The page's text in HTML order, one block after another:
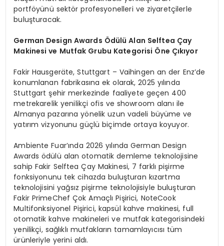
portföyünü sektör profesyonelleri ve ziyaretçilerle
buluşturacak.
German Design Awards ÖdülüAlan Selftea Çay
Makinesi ve Mutfak Grubu Kategorisi Öne Çıkıyor
Fakir Hausgeräte, Stuttgart – Vaihingen an der Enz’de
konumlanan fabrikasına ek olarak, 2025 yılında
Stuttgart şehir merkezinde faaliyete geçen 400
metrekarelik yenilikçi ofis ve showroom alanı ile
Almanya pazarına yönelik uzun vadeli büyüme ve
yatırım vizyonunu güçlü biçimde ortaya koyuyor.
Ambiente Fuar’ında 2026 yılında German Design
Awards ödülü alan otomatik demleme teknolojisine
sahip Fakir Selftea Çay Makinesi, 7 farklı pişirme
fonksiyonunu tek cihazda buluşturan kızartma
teknolojisini yağsız pişirme teknolojisiyle buluşturan
Fakir PrimeChef Çok Amaçlı Pişirici, NoteCook
Multifonksiyonel Pişirici, kapsül kahve makinesi, full
otomatik kahve makineleri ve mutfak kategorisindeki
yenilikçi, sağlıklı mutfakların tamamlayıcısı tüm
ürünleriyle yerini aldı.